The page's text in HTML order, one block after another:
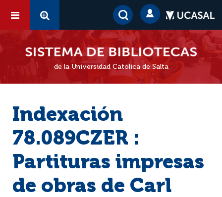
de la Universidad Católica de Salta
Indexación
78.089CZER :
Partituras impresas
de obras de Carl